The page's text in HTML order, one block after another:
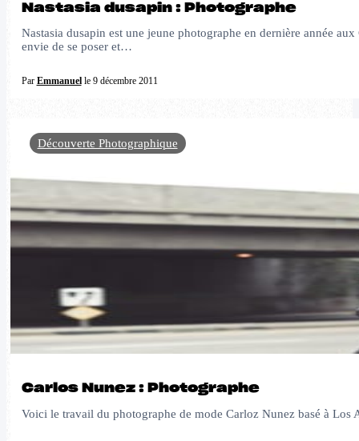
Nastasia dusapin : Photographe
Nastasia dusapin est une jeune photographe en dernière année
envie de se poser et…
Par Emmanuelle 9 décembre 2011
Carlos Nunez : Photographe
Voici le travail du photographe de mode Carloz Nunez basé à Los
Découverte Photographique